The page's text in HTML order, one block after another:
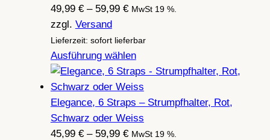
49,99 € – 59,99 €Preisspanne:
bis
59,99 €
MwSt 19 %.
zzgl. Versand
Lieferzeit: sofort lieferbar
Ausführung wählen
Elegance, 6 Straps – Strumpfhalter, Rot,
Schwarz oder Weiss
45,99 € – 59,99 €Preisspanne:
MwSt 19 %.